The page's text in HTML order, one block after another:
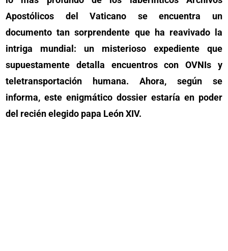
Apostólicos del Vaticano se encuentra un
documento tan sorprendente que ha reavivado la
intriga mundial: un misterioso expediente que
supuestamente detalla encuentros con OVNIs y
teletransportación humana. Ahora, según se
informa, este enigmático dossier estaría en poder
del recién elegido papa León XIV.